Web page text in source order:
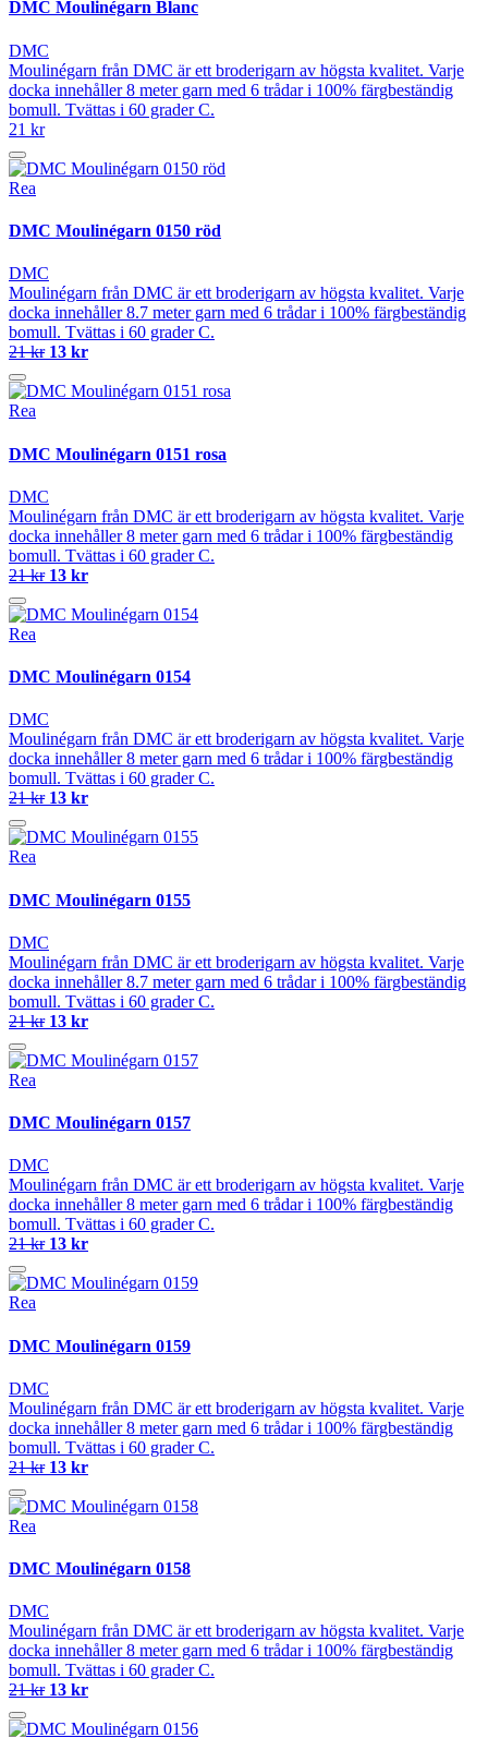
DMC Moulinégarn Blanc
DMC
Moulinégarn från DMC är ett broderigarn av högsta kvalitet. Varje
docka innehåller 8 meter garn med 6 trådar i 100% färgbeständig
bomull. Tvättas i 60 grader C.
21 kr
Rea
DMC Moulinégarn 0150 röd
DMC
Moulinégarn från DMC är ett broderigarn av högsta kvalitet. Varje
docka innehåller 8.7 meter garn med 6 trådar i 100% färgbeständig
bomull. Tvättas i 60 grader C.
21 kr 13 kr
Rea
DMC Moulinégarn 0151 rosa
DMC
Moulinégarn från DMC är ett broderigarn av högsta kvalitet. Varje
docka innehåller 8 meter garn med 6 trådar i 100% färgbeständig
bomull. Tvättas i 60 grader C.
21 kr 13 kr
Rea
DMC Moulinégarn 0154
DMC
Moulinégarn från DMC är ett broderigarn av högsta kvalitet. Varje
docka innehåller 8 meter garn med 6 trådar i 100% färgbeständig
bomull. Tvättas i 60 grader C.
21 kr 13 kr
Rea
DMC Moulinégarn 0155
DMC
Moulinégarn från DMC är ett broderigarn av högsta kvalitet. Varje
docka innehåller 8.7 meter garn med 6 trådar i 100% färgbeständig
bomull. Tvättas i 60 grader C.
21 kr 13 kr
Rea
DMC Moulinégarn 0157
DMC
Moulinégarn från DMC är ett broderigarn av högsta kvalitet. Varje
docka innehåller 8 meter garn med 6 trådar i 100% färgbeständig
bomull. Tvättas i 60 grader C.
21 kr 13 kr
Rea
DMC Moulinégarn 0159
DMC
Moulinégarn från DMC är ett broderigarn av högsta kvalitet. Varje
docka innehåller 8 meter garn med 6 trådar i 100% färgbeständig
bomull. Tvättas i 60 grader C.
21 kr 13 kr
Rea
DMC Moulinégarn 0158
DMC
Moulinégarn från DMC är ett broderigarn av högsta kvalitet. Varje
docka innehåller 8 meter garn med 6 trådar i 100% färgbeständig
bomull. Tvättas i 60 grader C.
21 kr 13 kr